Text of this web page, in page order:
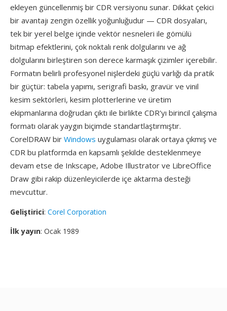
ekleyen güncellenmiş bir CDR versiyonu sunar. Dikkat çekici
bir avantajı zengin özellik yoğunluğudur — CDR dosyaları,
tek bir yerel belge içinde vektör nesneleri ile gömülü
bitmap efektlerini, çok noktalı renk dolgularını ve ağ
dolgularını birleştiren son derece karmaşık çizimler içerebilir.
Formatın belirli profesyonel nişlerdeki güçlü varlığı da pratik
bir güçtür: tabela yapımı, serigrafi baskı, gravür ve vinil
kesim sektörleri, kesim plotterlerine ve üretim
ekipmanlarına doğrudan çıktı ile birlikte CDR'yı birincil çalışma
formatı olarak yaygın biçimde standartlaştırmıştır.
CorelDRAW bir Windows uygulaması olarak ortaya çıkmış ve
CDR bu platformda en kapsamlı şekilde desteklenmeye
devam etse de Inkscape, Adobe Illustrator ve LibreOffice
Draw gibi rakip düzenleyicilerde içe aktarma desteği
mevcuttur.
Geliştirici: Corel Corporation
İlk yayın: Ocak 1989